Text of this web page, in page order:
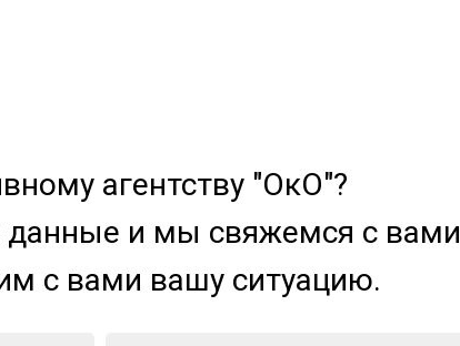
агентству "ОкО"?
данные и мы свяжемся с вами
с вами вашу ситуацию.